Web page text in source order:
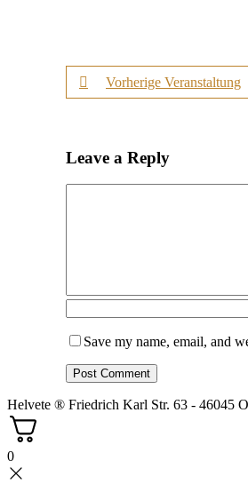
Vorherige Veranstaltung
Leave a Reply
Save my name, email, and
Helvete ® Friedrich Karl Str. 63 - 46045
0